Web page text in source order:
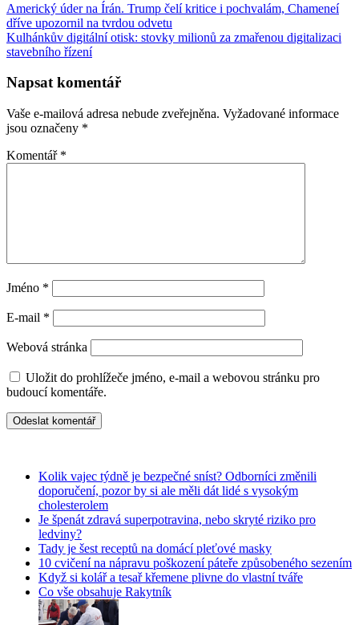
Americký úder na Írán. Trump čelí kritice i pochvalám, Chameneí
dříve upozornil na tvrdou odvetu
Kulhánkův digitální otisk: stovky milionů za zmařenou digitalizaci
stavebního řízení
Napsat komentář
Vaše e-mailová adresa nebude zveřejněna. Vyžadované informace
jsou označeny *
Komentář *
Jméno *
E-mail *
Webová stránka
Uložit do prohlížeče jméno, e-mail a webovou stránku pro
budoucí komentáře.
Kolik vajec týdně je bezpečné sníst? Odborníci změnili
doporučení, pozor by si ale měli dát lidé s vysokým
cholesterolem
Je špenát zdravá superpotravina, nebo skryté riziko pro
ledviny?
Tady je šest receptů na domácí pleťové masky
10 cvičení na nápravu poškození páteře způsobeného sezením
Když si kolář a tesař křemene plivne do vlastní tváře
Co vše obsahuje Rakytník